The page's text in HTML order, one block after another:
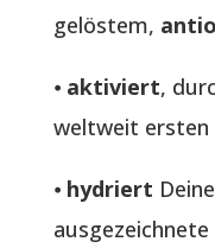
gelöstem,
⦁ aktiviert,
weltweit ersten
⦁ hydriert